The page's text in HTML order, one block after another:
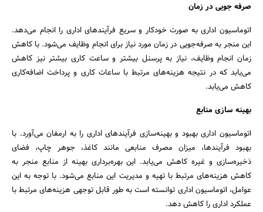
صرفه جویی در زمان
اتوماسیون اداری به صورت خودکار و سریع فرآیندهای اداری را انجام می‌دهد.
این منجر به صرفه‌جویی در زمان مورد نیاز برای انجام وظایف می‌شود. با کاهش
زمان انجام وظایف، نیاز به پرسنل بیشتر و ساعت کاری بیشتر نیز کاهش
می‌یابد که در نتیجه هزینه‌های مرتبط با ساعات کاری و پرداخت اضافه‌کاری
کاهش می‌یابد.
بهینه سازی منابع
اتوماسیون اداری بهبود و بهینه‌سازی فرآیندهای اداری را به ارمغان می‌آورد. با
بهبود فرآیندها، میزان مصرف منابعی مانند کاغذ، جوهر چاپ، فضای
ذخیره‌سازی و غیره کاهش می‌یابد. این بهره‌برداری بهینه از منابع منجر به
کاهش هزینه‌های مرتبط با تهیه و مدیریت این منابع می‌شود. با توجه به این
عوامل، اتوماسیون اداری توانسته است به طور قابل توجهی هزینه‌های مرتبط با
عملکرد اداری را کاهش دهد.